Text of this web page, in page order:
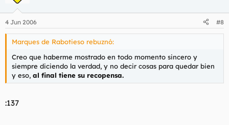
4 Jun 2006 #8
Marques de Rabotieso rebuznó:
Creo que haberme mostrado en todo momento sincero y
siempre diciendo la verdad, y no decir cosas para quedar bien
y eso, al final tiene su recopensa.
:137